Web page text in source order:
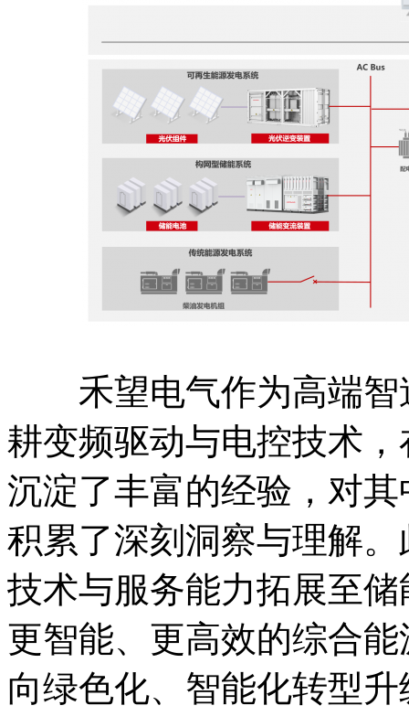
禾望电气作为高端智
耕变频驱动与电控技术
沉淀了丰富的经验，对
积累了深刻洞察与理解
技术与服务能力拓展至
更智能、更高效的综合
向绿色化、智能化转型升